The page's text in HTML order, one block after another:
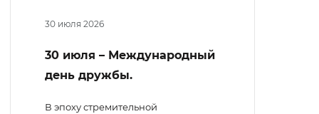
30 июля 2026
30 июля – Международный
день дружбы.
В эпоху стремительной